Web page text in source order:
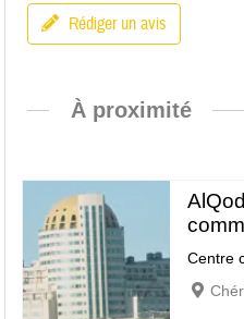
Rédiger un avis
À proximité
Centre